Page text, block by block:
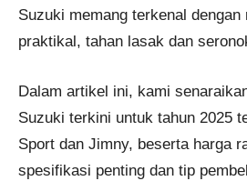
Suzuki memang terkenal dengan
praktikal, tahan lasak dan
Dalam artikel ini, kami
Suzuki terkini untuk tahun 2025
Sport dan Jimny, beserta harga
spesifikasi penting dan tip